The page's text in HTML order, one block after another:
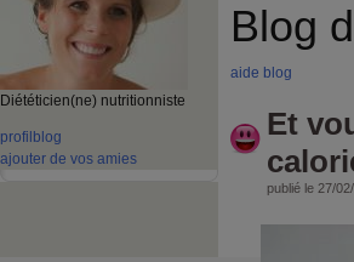
Diététicien(ne) nutritionniste
profil blog
ajouter de vos amies
Blog
aide blog
Et
publié le 27/